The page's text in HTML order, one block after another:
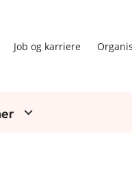
Job og karriere